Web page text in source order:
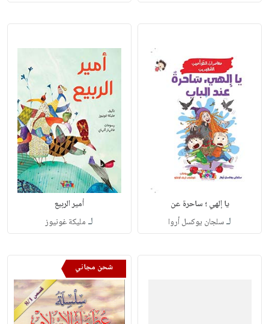
يا إلهي ؛ ساحرة عن
لـسلجان يوكسل أروا
أمير الربيع
لـ مليكة غونيوز
شحن مجاني